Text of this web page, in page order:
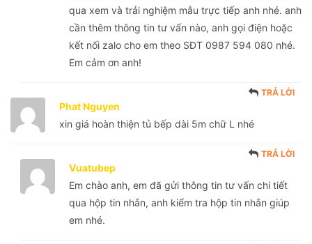
qua xem và trải nghiệm mẫu trực tiếp anh nhé. anh
cần thêm thông tin tư vấn nào, anh gọi điện hoặc
kết nối zalo cho em theo SĐT 0987 594 080 nhé.
Em cảm ơn anh!
Phat Nguyen
TRẢ LỜI
xin giá hoàn thiện tủ bếp dài 5m chữ L nhé
Vuatubep
TRẢ LỜI
Em chào anh, em đã gửi thông tin tư vấn chi tiết
qua hộp tin nhắn, anh kiểm tra hộp tin nhắn giúp
em nhé.